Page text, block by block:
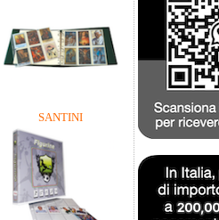
SANTINI